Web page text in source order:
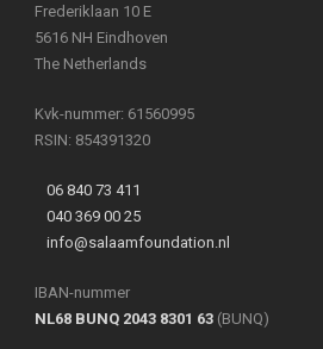
Frederiklaan 10 E
5616 NH Eindhoven
The Netherlands
Kvk-nummer: 61560995
RSIN: 854391320
06 840 73 411
040 369 00 25
info@salaamfoundation.nl
IBAN-nummer
NL68 BUNQ 2043 8301 63 (BUNQ)